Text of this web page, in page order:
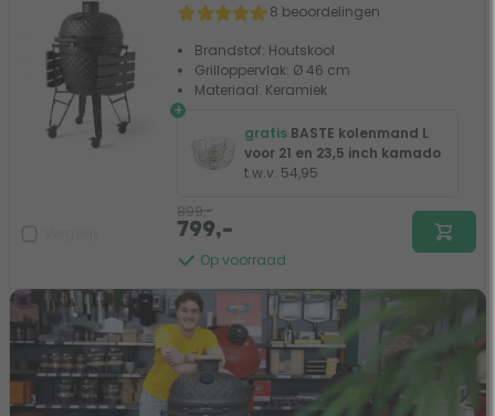
8 beoordelingen
Brandstof: Houtskool
Grilloppervlak: Ø 46 cm
Materiaal: Keramiek
+
gratis BASTE kolenmand L
voor 21 en 23,5 inch kamado
t.w.v. 54,95
Op voorraad
899,-
799,-